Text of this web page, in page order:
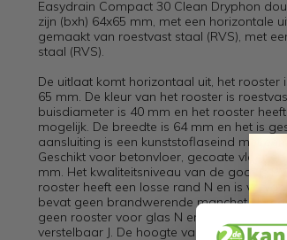
Easydrain Compact 30 Clean Dryphon
zijn (bxh) 64x65 mm, met een horizontale
gemaakt van roestvast staal (RVS), met
staal (RVS).
De uitlaat komt horizontaal uit, het
65 mm. De kleur van het rooster is
buisdiameter is 40 mm en het rooster
mogelijk. De breedte is 64 mm en het is
aansluiting is een kunststoflaseind met
Geschikt voor betonvloer, gecoate vloer
mm. Het kwaliteitsniveau van de goot is
rooster heeft een losse rand N en is
bevat geen brandwerende manchet N,
geen rooster voor glas N en het waterslot
verstelbaar J. De hoogte van het waterslot